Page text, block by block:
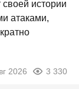
истории
атаками,
2026 3 330